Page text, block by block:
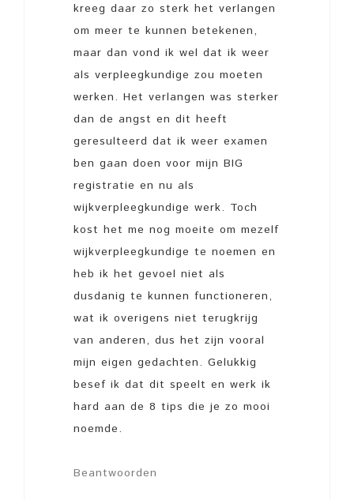
kreeg daar zo sterk het verlangen
om meer te kunnen betekenen,
maar dan vond ik wel dat ik weer
als verpleegkundige zou moeten
werken. Het verlangen was sterker
dan de angst en dit heeft
geresulteerd dat ik weer examen
ben gaan doen voor mijn BIG
registratie en nu als
wijkverpleegkundige werk. Toch
kost het me nog moeite om mezelf
wijkverpleegkundige te noemen en
heb ik het gevoel niet als
dusdanig te kunnen functioneren,
wat ik overigens niet terugkrijg
van anderen, dus het zijn vooral
mijn eigen gedachten. Gelukkig
besef ik dat dit speelt en werk ik
hard aan de 8 tips die je zo mooi
noemde.
Beantwoorden